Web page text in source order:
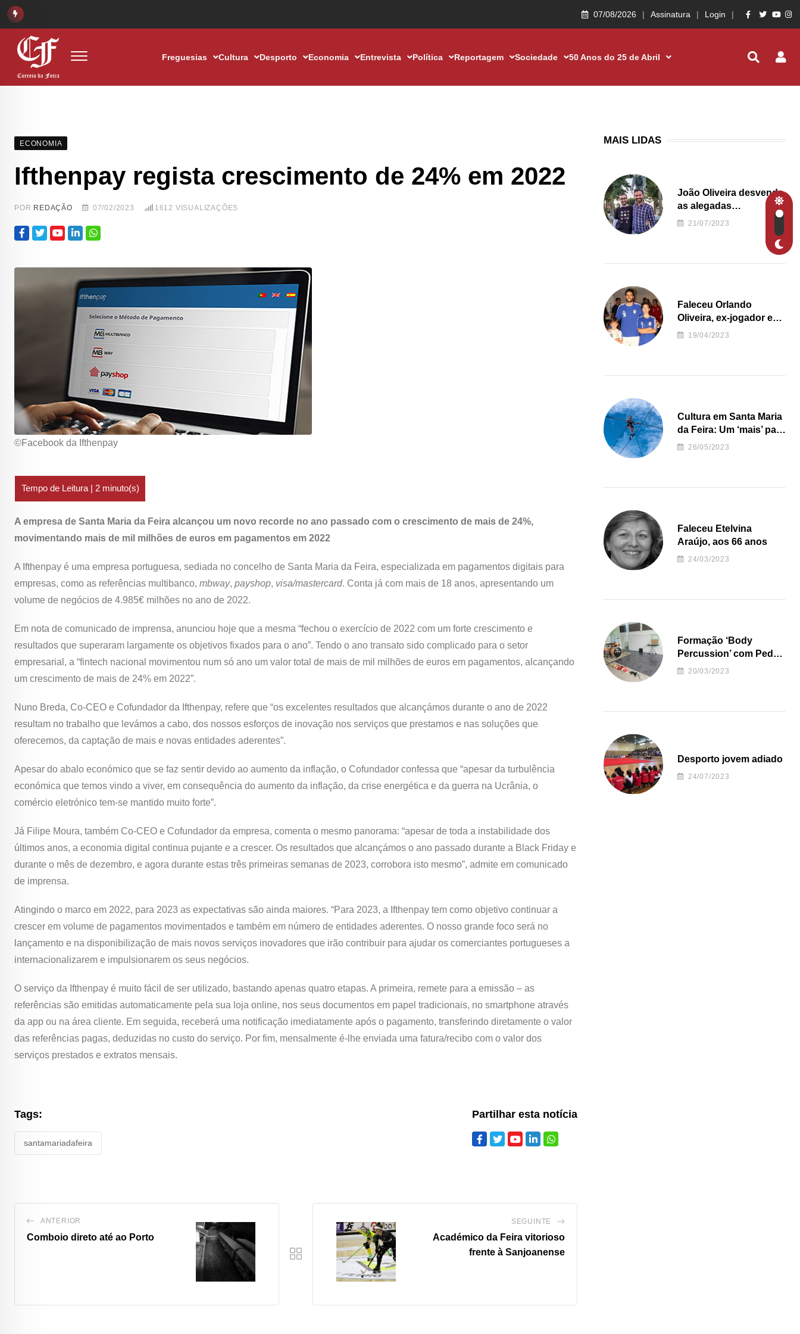
07/08/2026 Assinatura Login
Freguesias Cultura Desporto Economia Entrevista Política Reportagem Sociedade 50 Anos do 25 de Abril
ECONOMIA
Ifthenpay regista crescimento de 24% em 2022
POR REDAÇÃO 07/02/2023 1612 VISUALIZAÇÕES
©Facebook da Ifthenpay
A empresa de Santa Maria da Feira alcançou um novo recorde no ano passado com o crescimento de mais de 24%,
movimentando mais de mil milhões de euros em pagamentos em 2022
A Ifthenpay é uma empresa portuguesa, sediada no concelho de Santa Maria da Feira, especializada em pagamentos digitais para
empresas, como as referências multibanco, mbway, payshop, visa/mastercard. Conta já com mais de 18 anos, apresentando um
volume de negócios de 4.985€ milhões no ano de 2022.
Em nota de comunicado de imprensa, anunciou hoje que a mesma “fechou o exercício de 2022 com um forte crescimento e
resultados que superaram largamente os objetivos fixados para o ano”. Tendo o ano transato sido complicado para o setor
empresarial, a “fintech nacional movimentou num só ano um valor total de mais de mil milhões de euros em pagamentos, alcançando
um crescimento de mais de 24% em 2022”.
Nuno Breda, Co-CEO e Cofundador da Ifthenpay, refere que “os excelentes resultados que alcançámos durante o ano de 2022
resultam no trabalho que levámos a cabo, dos nossos esforços de inovação nos serviços que prestamos e nas soluções que
oferecemos, da captação de mais e novas entidades aderentes”.
Apesar do abalo económico que se faz sentir devido ao aumento da inflação, o Cofundador confessa que “apesar da turbulência
económica que temos vindo a viver, em consequência do aumento da inflação, da crise energética e da guerra na Ucrânia, o
comércio eletrónico tem-se mantido muito forte”.
Já Filipe Moura, também Co-CEO e Cofundador da empresa, comenta o mesmo panorama: “apesar de toda a instabilidade dos
últimos anos, a economia digital continua pujante e a crescer. Os resultados que alcançámos o ano passado durante a Black Friday e
durante o mês de dezembro, e agora durante estas três primeiras semanas de 2023, corrobora isto mesmo”, admite em comunicado
de imprensa.
Atingindo o marco em 2022, para 2023 as expectativas são ainda maiores. “Para 2023, a Ifthenpay tem como objetivo continuar a
crescer em volume de pagamentos movimentados e também em número de entidades aderentes. O nosso grande foco será no
lançamento e na disponibilização de mais novos serviços inovadores que irão contribuir para ajudar os comerciantes portugueses a
internacionalizarem e impulsionarem os seus negócios.
O serviço da Ifthenpay é muito fácil de ser utilizado, bastando apenas quatro etapas. A primeira, remete para a emissão – as
referências são emitidas automaticamente pela sua loja online, nos seus documentos em papel tradicionais, no smartphone através
da app ou na área cliente. Em seguida, receberá uma notificação imediatamente após o pagamento, transferindo diretamente o valor
das referências pagas, deduzidas no custo do serviço. Por fim, mensalmente é-lhe enviada uma fatura/recibo com o valor dos
serviços prestados e extratos mensais.
Tags:
santamariadafeira
Partilhar esta notícia
ANTERIOR
Comboio direto até ao Porto
SEGUINTE
Académico da Feira vitorioso
frente à Sanjoanense
MAIS LIDAS
João Oliveira desvenda
as alegadas
irregularidades da
Junta de Freguesia S.
21/07/2023
Faleceu Orlando
Oliveira, ex-jogador e
treinador da formação
19/04/2023
Cultura em Santa Maria
da Feira: Um ‘mais’ para
o Concelho
26/05/2023
Faleceu Etelvina
Araújo, aos 66 anos
24/03/2023
Formação ‘Body
Percussion’ com Pedro
Almeida
20/03/2023
Desporto jovem adiado
24/07/2023